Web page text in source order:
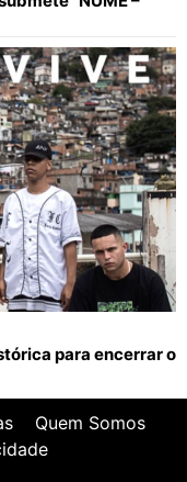
para encerrar o
Quem Somos